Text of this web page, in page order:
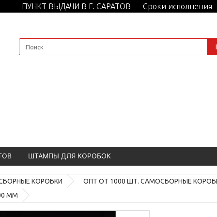
ПУНКТ ВЫДАЧИ В Г. САРАТОВ Сроки исполнения
ШТАМПЫ ДЛЯ КОРОБОК
КОРОБКИ
ОПТ ОТ 1000 ШТ. САМОСБОРНЫЕ
ММ